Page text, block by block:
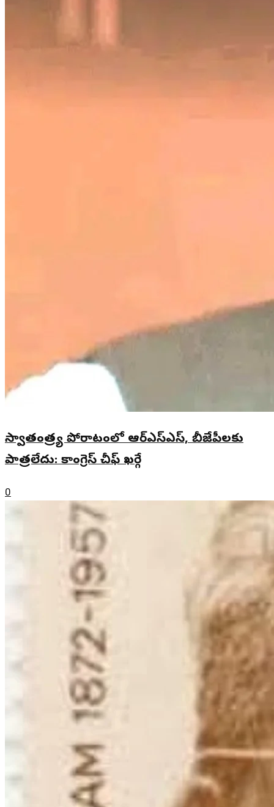
స్వాతంత్ర్య పోరాటంలో ఆర్ఎస్ఎస్, బీజేపీలకు
పాత్రలేదు: కాంగ్రెస్ చీఫ్ ఖర్గే
0